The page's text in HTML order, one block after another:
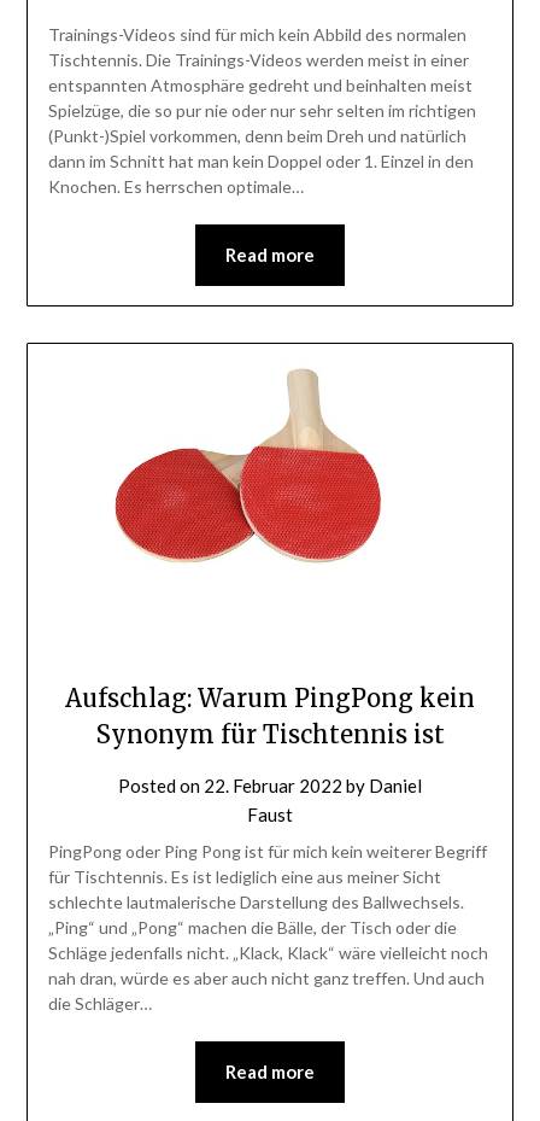
Trainings-Videos sind für mich kein Abbild des normalen
Tischtennis. Die Trainings-Videos werden meist in einer
entspannten Atmosphäre gedreht und beinhalten meist
Spielzüge, die so pur nie oder nur sehr selten im richtigen
(Punkt-)Spiel vorkommen, denn beim Dreh und natürlich
dann im Schnitt hat man kein Doppel oder 1. Einzel in den
Knochen. Es herrschen optimale…
Read more
Aufschlag: Warum PingPong kein
Synonym für Tischtennis ist
Posted on 22. Februar 2022 by Daniel
Faust
PingPong oder Ping Pong ist für mich kein weiterer Begriff
für Tischtennis. Es ist lediglich eine aus meiner Sicht
schlechte lautmalerische Darstellung des Ballwechsels.
„Ping“ und „Pong“ machen die Bälle, der Tisch oder die
Schläge jedenfalls nicht. „Klack, Klack“ wäre vielleicht noch
nah dran, würde es aber auch nicht ganz treffen. Und auch
die Schläger…
Read more